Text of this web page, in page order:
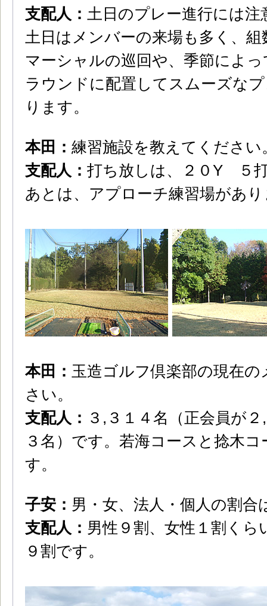
支配人： 土日のプレー進行には
土日はメンバーの来場も多く、
マーシャルの巡回や、季節によ
ラウンドに配置してスムーズな
ります。
本田： 練習施設を教えてください
支配人： 打ち放しは、２０Y ５
あとは、アプローチ練習場があ
本田： 玉造ゴルフ倶楽部の現在
さい。
支配人： ３,３１４名（正会員が
３名）です。若海コースと捻木
す。
子安： 男・女、法人・個人の割合
支配人： 男性９割、女性１割く
９割です。